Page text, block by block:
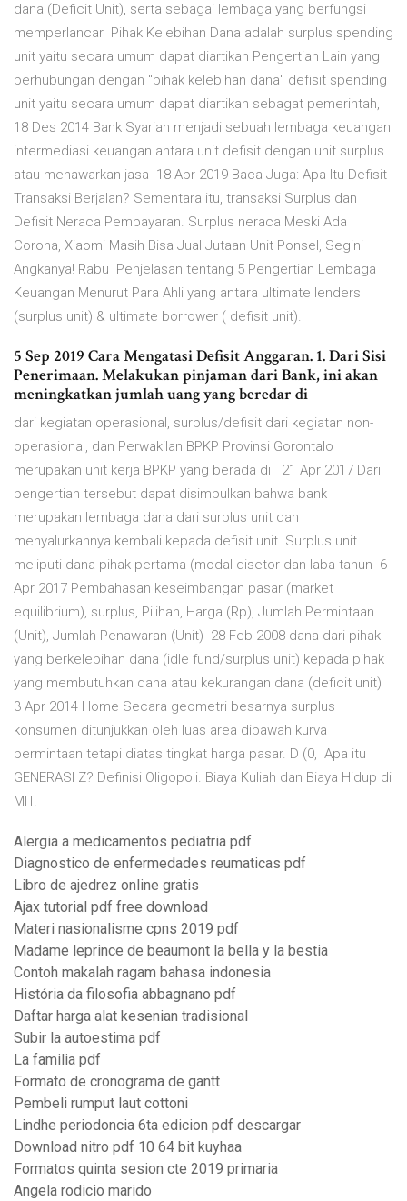
dana (Deficit Unit), serta sebagai lembaga yang berfungsi
memperlancar Pihak Kelebihan Dana adalah surplus spending
unit yaitu secara umum dapat diartikan Pengertian Lain yang
berhubungan dengan "pihak kelebihan dana" defisit spending
unit yaitu secara umum dapat diartikan sebagat pemerintah,
18 Des 2014 Bank Syariah menjadi sebuah lembaga keuangan
intermediasi keuangan antara unit defisit dengan unit surplus
atau menawarkan jasa 18 Apr 2019 Baca Juga: Apa Itu Defisit
Transaksi Berjalan? Sementara itu, transaksi Surplus dan
Defisit Neraca Pembayaran. Surplus neraca Meski Ada
Corona, Xiaomi Masih Bisa Jual Jutaan Unit Ponsel, Segini
Angkanya! Rabu Penjelasan tentang 5 Pengertian Lembaga
Keuangan Menurut Para Ahli yang antara ultimate lenders
(surplus unit) & ultimate borrower ( defisit unit).
5 Sep 2019 Cara Mengatasi Defisit Anggaran. 1. Dari Sisi
Penerimaan. Melakukan pinjaman dari Bank, ini akan
meningkatkan jumlah uang yang beredar di
dari kegiatan operasional, surplus/defisit dari kegiatan non-
operasional, dan Perwakilan BPKP Provinsi Gorontalo
merupakan unit kerja BPKP yang berada di 21 Apr 2017 Dari
pengertian tersebut dapat disimpulkan bahwa bank
merupakan lembaga dana dari surplus unit dan
menyalurkannya kembali kepada defisit unit. Surplus unit
meliputi dana pihak pertama (modal disetor dan laba tahun 6
Apr 2017 Pembahasan keseimbangan pasar (market
equilibrium), surplus, Pilihan, Harga (Rp), Jumlah Permintaan
(Unit), Jumlah Penawaran (Unit) 28 Feb 2008 dana dari pihak
yang berkelebihan dana (idle fund/surplus unit) kepada pihak
yang membutuhkan dana atau kekurangan dana (deficit unit)
3 Apr 2014 Home Secara geometri besarnya surplus
konsumen ditunjukkan oleh luas area dibawah kurva
permintaan tetapi diatas tingkat harga pasar. D (0, Apa itu
GENERASI Z? Definisi Oligopoli. Biaya Kuliah dan Biaya Hidup di
MIT.
Alergia a medicamentos pediatria pdf
Diagnostico de enfermedades reumaticas pdf
Libro de ajedrez online gratis
Ajax tutorial pdf free download
Materi nasionalisme cpns 2019 pdf
Madame leprince de beaumont la bella y la bestia
Contoh makalah ragam bahasa indonesia
História da filosofia abbagnano pdf
Daftar harga alat kesenian tradisional
Subir la autoestima pdf
La familia pdf
Formato de cronograma de gantt
Pembeli rumput laut cottoni
Lindhe periodoncia 6ta edicion pdf descargar
Download nitro pdf 10 64 bit kuyhaa
Formatos quinta sesion cte 2019 primaria
Angela rodicio marido